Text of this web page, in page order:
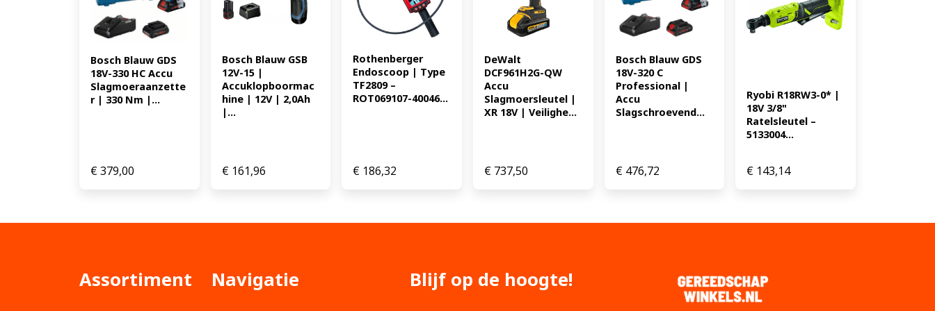
slagen (stand 3) 0-2.600 min-1 * EAN: 4059952509914
347.11
Bosch Blauw GDS
18V-330 HC Accu
Slagmoeraanzette
r | 330 Nm |...
€379,00
Bosch Blauw GSB
12V-15 |
Accuklopboormac
hine | 12V | 2,0Ah
|...
€161,96
Rothenberger
Endoscoop | Type
TF2809 –
ROT069107-40046...
€ 186,32
DeWalt
DCF961H2G-QW
Accu
Slagmoersleutel |
XR 18V | Veilighe...
€737,50
Bosch Blauw GDS
18V-320 C
Professional |
Accu
Slagschroevend...
€476,72
Ryobi R18RW3-0* |
18V 3/8"
Ratelsleutel –
5133004...
€ 143,14
Assortiment Navigatie Blijf op de hoogte!